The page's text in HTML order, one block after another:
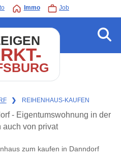
Immo Job
❯ REIHENHAUS-KAUFEN
- Eigentumswohnung in der
auch von privat
zum kaufen in Danndorf